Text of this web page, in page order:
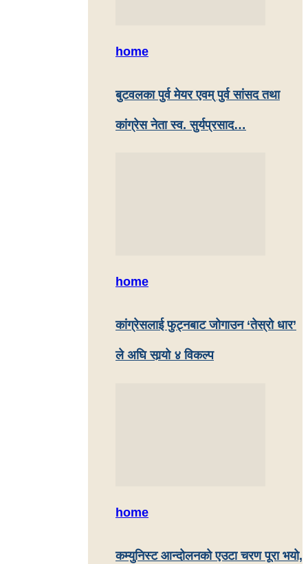
home
बुटवलका पुर्व मेयर एवम् पुर्व सांसद तथा
कांग्रेस नेता स्व. सुर्यप्रसाद…
home
कांग्रेसलाई फुट्नबाट जोगाउन ‘तेस्रो धार’
ले अघि सार्‍यो ४ विकल्प
home
कम्युनिस्ट आन्दोलनको एउटा चरण पूरा भयो,